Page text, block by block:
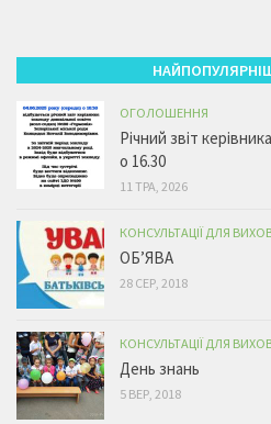
ОГОЛОШЕННЯ
Річний звіт
о 16.30
11 ТРА, 2026
КОНСУЛЬТАЦІЇ ДЛЯ
ОБ’ЯВА
28 СЕР, 2018
КОНСУЛЬТАЦІЇ ДЛЯ
День знань
5 ВЕР, 2018